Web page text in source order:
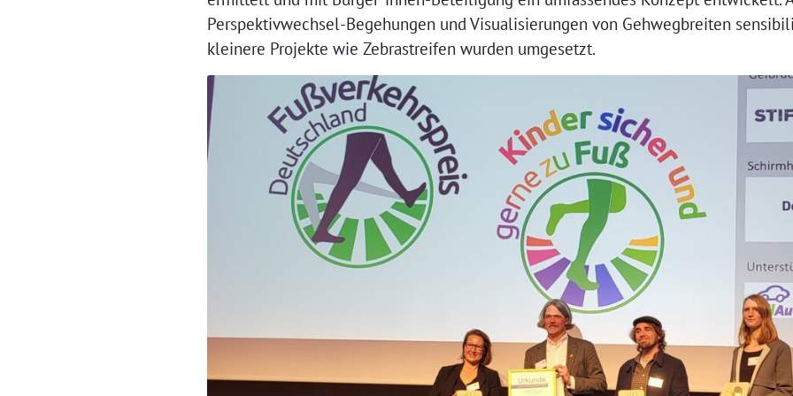
Perspektivwechsel-Begehungen und Visualisierungen von Gehwegbreiten
kleinere Projekte wie Zebrastreifen wurden umgesetzt.